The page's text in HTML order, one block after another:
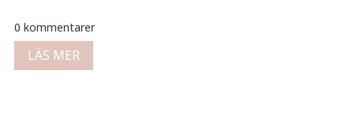
0 kommentarer
LÄS MER